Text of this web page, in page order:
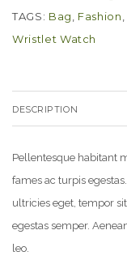
TAGS: Bag Fashion
Wristlet Watch
DESCRIPTION
Pellentesque habitant
fames ac turpis
ultricies eget, tempor
egestas semper.
leo.